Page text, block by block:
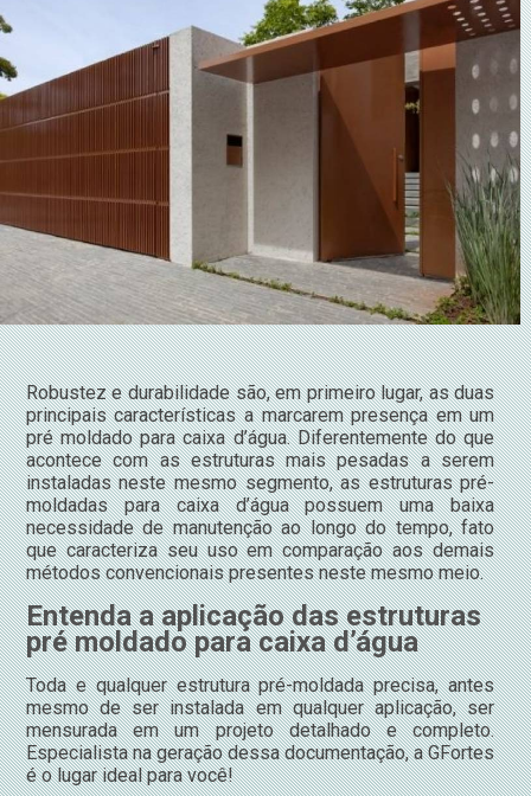
Robustez e durabilidade são, em primeiro lugar, as duas
principais características a marcarem presença em um
pré moldado para caixa d’água. Diferentemente do que
acontece com as estruturas mais pesadas a serem
instaladas neste mesmo segmento, as estruturas pré-
moldadas para caixa d’água possuem uma baixa
necessidade de manutenção ao longo do tempo, fato
que caracteriza seu uso em comparação aos demais
métodos convencionais presentes neste mesmo meio.
Entenda a aplicação das estruturas
pré moldado para caixa d’água
Toda e qualquer estrutura pré-moldada precisa, antes
mesmo de ser instalada em qualquer aplicação, ser
mensurada em um projeto detalhado e completo.
Especialista na geração dessa documentação, a GFortes
é o lugar ideal para você!